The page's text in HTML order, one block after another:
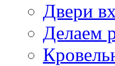
Двери
Делаем